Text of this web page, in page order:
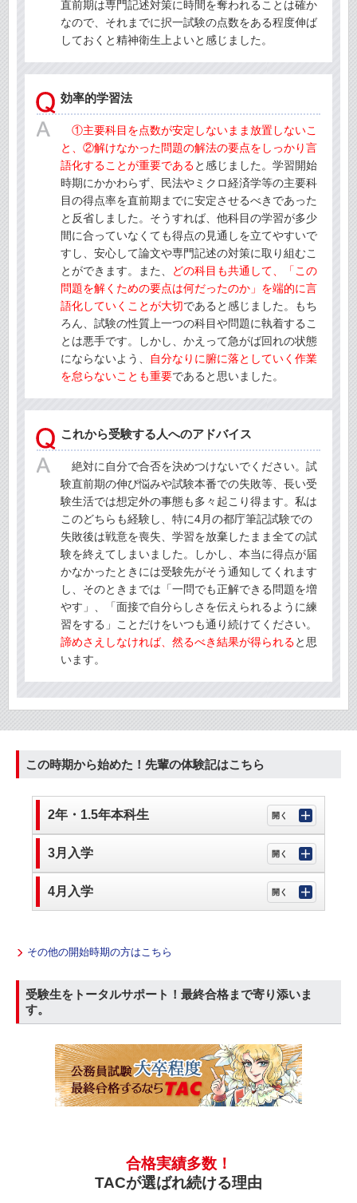
直前期は専門記述対策に時間を奪われることは確か
なので、それまでに択一試験の点数をある程度伸ば
しておくと精神衛生上よいと感じました。
効率的学習法
①主要科目を点数が安定しないまま放置しないこ
と、②解けなかった問題の解法の要点をしっかり言
語化することが重要であると感じました。学習開始
時期にかかわらず、民法やミクロ経済学等の主要科
目の得点率を直前期までに安定させるべきであった
と反省しました。そうすれば、他科目の学習が多少
間に合っていなくても得点の見通しを立てやすいで
すし、安心して論文や専門記述の対策に取り組むこ
とができます。また、
どの科目も共通して、「この
問題を解くための要点は何だったのか」を端的に言
語化していくことが大切であると感じました。もち
ろん、試験の性質上一つの科目や問題に執着するこ
とは悪手です。しかし、かえって急がば回れの状態
にならないよう、
自分なりに腑に落としていく作業
を怠らないことも重要であると思いました。
これから受験する人へのアドバイス
絶対に自分で合否を決めつけないでください。試
験直前期の伸び悩みや試験本番での失敗等、長い受
験生活では想定外の事態も多々起こり得ます。私は
このどちらも経験し、特に4月の都庁筆記試験での
失敗後は戦意を喪失、学習を放棄したまま全ての試
験を終えてしまいました。しかし、本当に得点が届
かなかったときには受験先がそう通知してくれます
し、そのときまでは「一問でも正解できる問題を増
やす」、「面接で自分らしさを伝えられるように練
習をする」ことだけをいつも通り続けてください。
諦めさえしなければ、然るべき結果が得られると思
います。
この時期から始めた！先輩の体験記はこちら
2年・1.5年本科生
3月入学
4月入学
その他の開始時期の方はこちら
受験生をトータルサポート！最終合格まで寄り添いま
す。
合格実績多数！
TACが選ばれ続ける理由